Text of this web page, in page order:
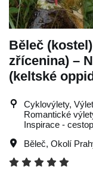
Běleč
zřícenina) –
(keltské
Cyklovýlety,
Romantické
Inspirace -
Běleč, Okolí